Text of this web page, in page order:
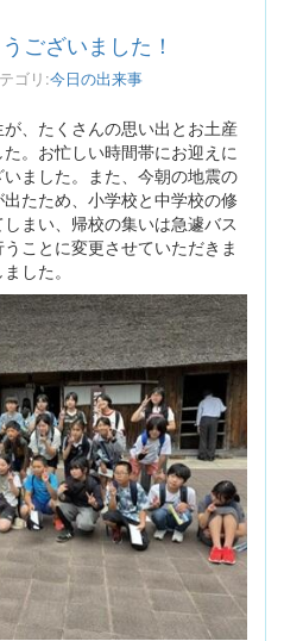
ございました！
ゴリ:今日の出来事
、たくさんの思い出とお土産
。お忙しい時間帯にお迎えに
ました。また、今朝の地震の
たため、小学校と中学校の修
まい、帰校の集いは急遽バス
ことに変更させていただきま
した。